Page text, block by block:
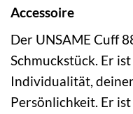
Accessoire
Der UNSAME Cuff
Schmuckstück. Er
Individualität,
Persönlichkeit. Er